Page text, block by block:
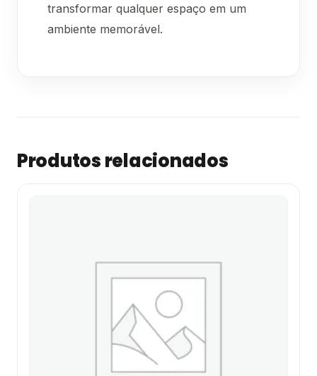
transformar qualquer espaço em um
ambiente memorável.
Produtos relacionados